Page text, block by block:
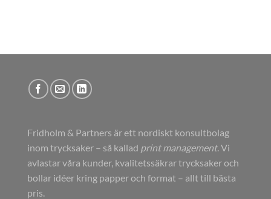
Fridholm & Partners är ett nordiskt konsultbolag
inom trycksaker – så kallad print management. Vi
avlastar våra kunder, kvalitetssäkrar trycksaker och
bollar idéer kring papper och format – allt till bästa
pris.